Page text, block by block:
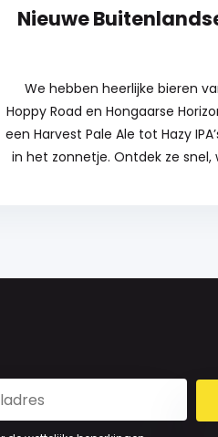
Nieuwe
We hebben heerlijke bieren
Hoppy Road en Hongaarse
een Harvest Pale Ale tot Hazy
in het zonnetje. Ontdek ze snel,